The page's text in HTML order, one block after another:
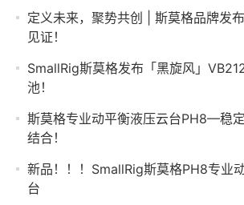
定义未来，聚势共创 | 斯莫格品牌发
见证！
SmallRig斯莫格发布「黑旋风」
池！
斯莫格专业动平衡液压云台PH8—稳
结合！
新品！！！SmallRig斯莫格PH8专业
台